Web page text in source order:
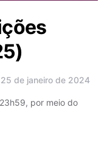
de janeiro de 2024
por meio do